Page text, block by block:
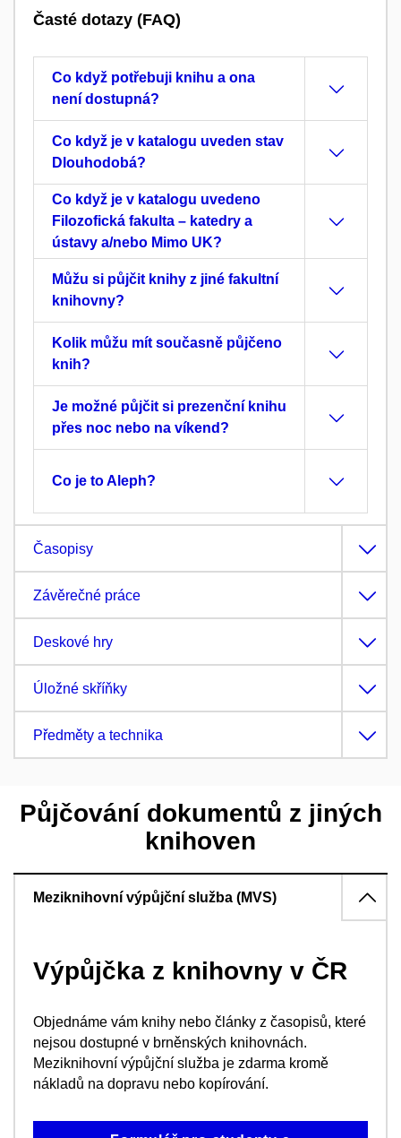
Časté dotazy (FAQ)
Co když potřebuji knihu a ona
není dostupná?
Co když je v katalogu uveden stav
Dlouhodobá?
Co když je v katalogu uvedeno
Filozofická fakulta – katedry a
ústavy a/nebo Mimo UK?
Můžu si půjčit knihy z jiné fakultní
knihovny?
Kolik můžu mít současně půjčeno
knih?
Je možné půjčit si prezenční knihu
přes noc nebo na víkend?
Co je to Aleph?
Časopisy
Závěrečné práce
Deskové hry
Úložné skříňky
Předměty a technika
Půjčování dokumentů z jiných
knihoven
Meziknihovní výpůjční služba (MVS)
Výpůjčka z knihovny v ČR
Objednáme vám knihy nebo články z časopisů, které
nejsou dostupné v brněnských knihovnách.
Meziknihovní výpůjční služba je zdarma kromě
nákladů na dopravu nebo kopírování.